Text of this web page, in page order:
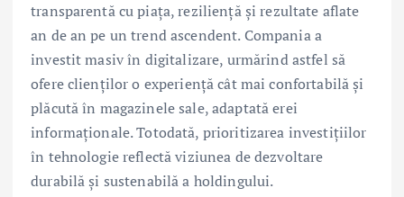
transparentă cu piața, reziliență și rezultate aflate
an de an pe un trend ascendent. Compania a
investit masiv în digitalizare, urmărind astfel să
ofere clienților o experiență cât mai confortabilă și
plăcută în magazinele sale, adaptată erei
informaționale. Totodată, prioritizarea investițiilor
în tehnologie reflectă viziunea de dezvoltare
durabilă și sustenabilă a holdingului.